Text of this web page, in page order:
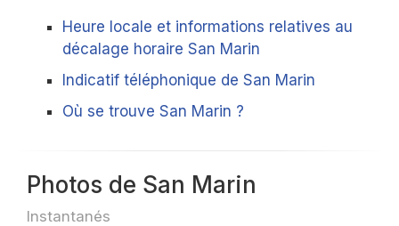
Heure locale et informations relatives au
décalage horaire San Marin
Indicatif téléphonique de San Marin
Où se trouve San Marin ?
Photos de San Marin
Instantanés